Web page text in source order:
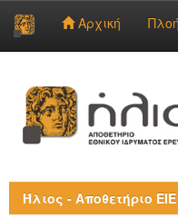
navigation
Αρχική
Ήλιος - Αποθετήριο ΕΙΕ